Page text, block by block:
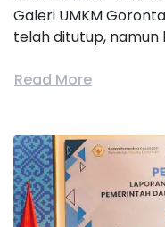
Galeri UMKM
telah ditutup, namun
Read More